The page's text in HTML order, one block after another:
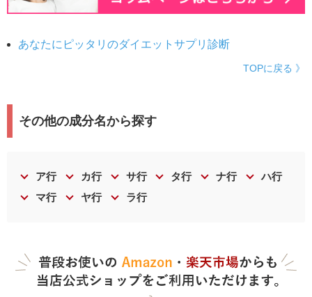
あなたにピッタリのダイエットサプリ診断
TOPに戻る 》
その他の成分名から探す
ア行 カ行 サ行 タ行 ナ行
ハ行
マ行
ヤ行 ラ行